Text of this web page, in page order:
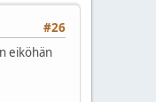
#26
eiköhän